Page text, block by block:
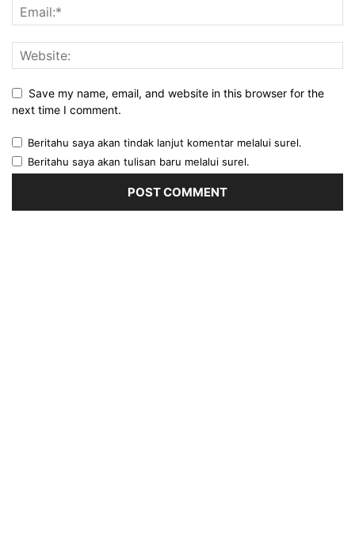
Save my name, email, and website in this browser for the
next time I comment.
Beritahu saya akan tindak lanjut komentar melalui surel.
Beritahu saya akan tulisan baru melalui surel.